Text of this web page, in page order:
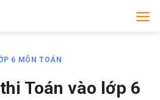
6 MÔN TOÁN
Toán vào lớp 6